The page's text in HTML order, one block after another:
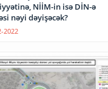
NİİM-in isə DİN-ə
nəyi dəyişəcək?
2022